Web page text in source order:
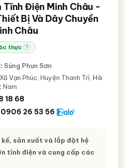
Tĩnh Điện Minh Châu -
Bị Và Dây Chuyền
Châu
thực ?
Súng Phun Sơn
Vạn Phúc, Huyện Thanh Trì, Hà
Nam
18 68
0906 26 53 56
sản xuất và lắp đặt hệ
tĩnh điện và cung cấp các